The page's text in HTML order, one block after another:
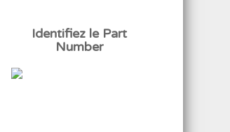
Identifiez le Part
Number